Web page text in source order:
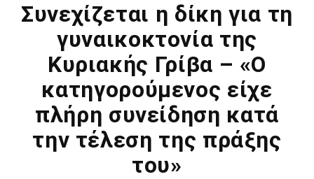
Συνεχίζεται η δίκη για τη
γυναικοκτονία της
Κυριακής Γρίβα – «Ο
κατηγορούμενος είχε
πλήρη συνείδηση κατά
την τέλεση της πράξης
του»